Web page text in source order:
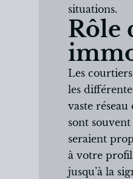
situations.
Rôle
Les
les
vaste
sont
seraient
à votre profil
jusqu’à la